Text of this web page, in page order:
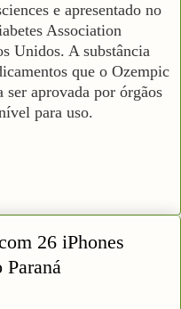
e apresentado no
Association
Unidos. A substância
que o Ozempic
aprovada por órgãos
para uso.
26 iPhones